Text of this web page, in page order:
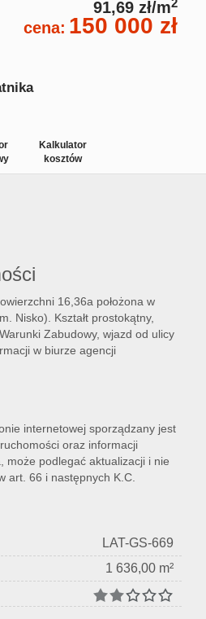
91,69 zł/m2
cena: 150 000 zł
Kalkulator
kosztów
16,36a położona w
Nisko). Kształt prostokątny,
Zabudowy, wjazd od ulicy
w biurze agencji
internetowej sporządzany jest
oraz informacji
może podlegać aktualizacji i nie
art. 66 i następnych K.C.
LAT-GS-669
1 636,00 m²